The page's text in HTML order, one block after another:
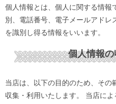
個人情報とは、個人に関する情報
別、電話番号、電子メールアドレ
を識別し得る情報をいいます。
個人情報
当店は、以下の目的のため、その
収集・利用いたします。 当店に